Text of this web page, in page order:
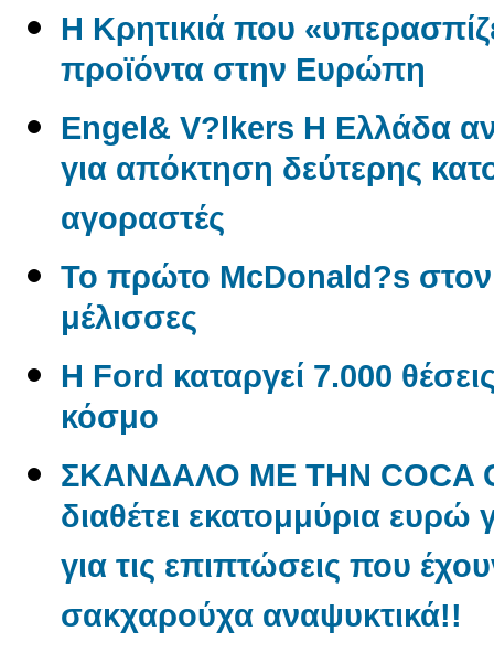
Η Κρητικιά που
προϊόντα στην Ευρώπη
Engel& V?lkers Η Ελλάδα
για απόκτηση δεύτερης
αγοραστές
Το πρώτο McDonald?s
μέλισσες
Η Ford καταργεί 7.000
κόσμο
ΣΚΑΝΔΑΛΟ ΜΕ ΤΗΝ COCA
διαθέτει εκατομμύρια ευρώ
για τις επιπτώσεις που
σακχαρούχα αναψυκτικά!!